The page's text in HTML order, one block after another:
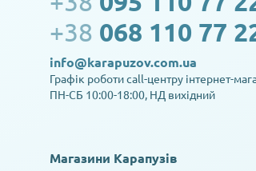
+38 068 110 77
info@karapuzov.com.ua
Графік роботи call-центру інтернет-
ПН-СБ 10:00-18:00, НД вихідний
Магазини Карапузів